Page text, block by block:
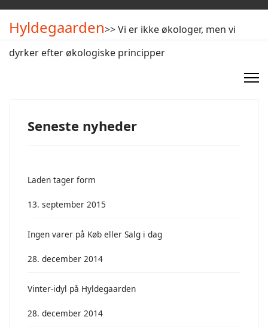
Hyldegaarden>> Vi er ikke økologer, men vi
dyrker efter økologiske principper
Seneste nyheder
Laden tager form
13. september 2015
Ingen varer på Køb eller Salg i dag
28. december 2014
Vinter-idyl på Hyldegaarden
28. december 2014